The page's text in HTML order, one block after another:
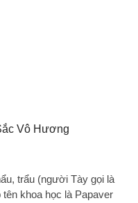
Vô Hương
trẩu (người Tày gọi là
khoa học là Papaver